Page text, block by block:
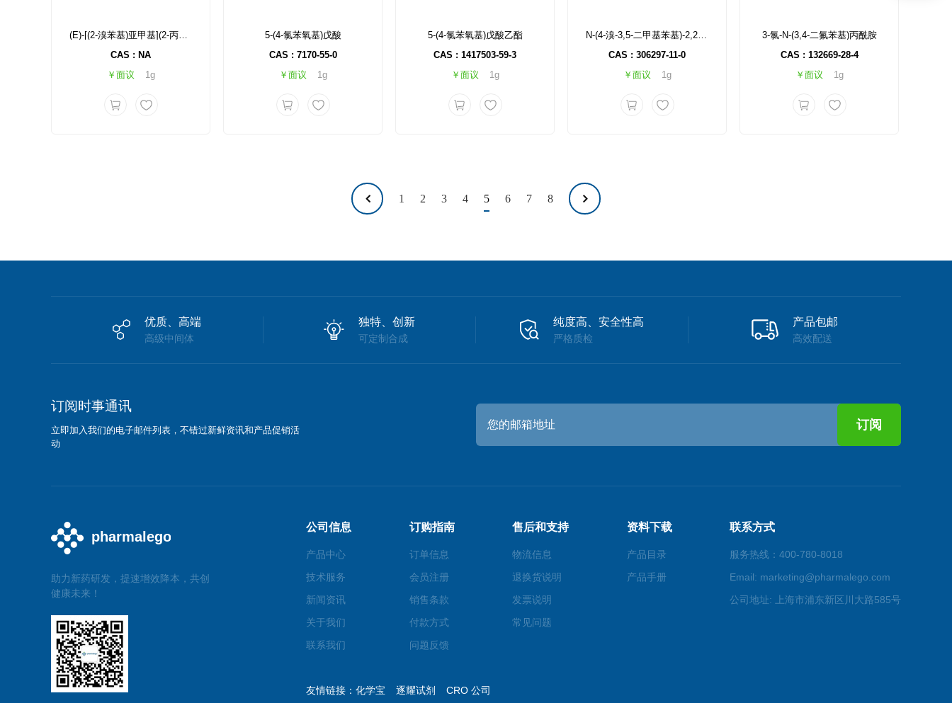
(E)-[(2-溴苯基)亚甲基](2-丙基)胺
CAS : NA
￥面议
1g
5-(4-氯苯氧基)戊酸
CAS : 7170-55-0
￥面议
1g
5-(4-氯苯氧基)戊酸乙酯
CAS : 1417503-59-3
￥面议
1g
N-(4-溴-3,5-二甲基苯基)-2,2,2-三氟乙酰胺
CAS : 306297-11-0
￥面议
1g
3-氯-N-(3,4-二氟苯基)丙酰胺
CAS : 132669-28-4
￥面议
1g
1 2 3 4 5 6 7 8
优质、高端
高级中间体
独特、创新
可定制合成
纯度高、安全性高
严格质检
产品包邮
高效配送
订阅时事通讯
立即加入我们的电子邮件列表，不错过新鲜资讯和产品促销活
动
助力新药研发，提速增效降本，共创
健康未来！
公司信息
产品中心
技术服务
新闻资讯
关于我们
联系我们
订购指南
订单信息
会员注册
销售条款
付款方式
问题反馈
售后和支持
物流信息
退换货说明
发票说明
常见问题
资料下载
产品目录
产品手册
联系方式
服务热线：400-780-8018
Email: marketing@pharmalego.com
公司地址: 上海市浦东新区川大路585号
友情链接： 化学宝 逐耀试剂 CRO 公司